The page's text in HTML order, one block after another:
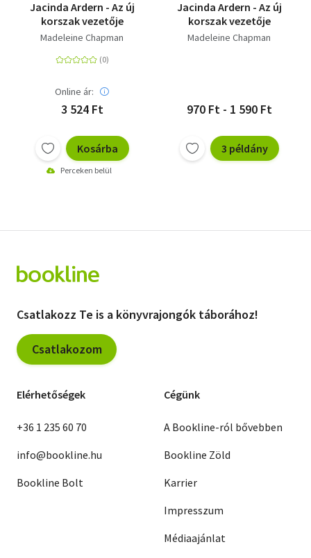
Jacinda Ardern - Az új
korszak vezetője
Madeleine Chapman
Online ár:
3 524 Ft
Kosárba
Perceken belül
Jacinda Ardern - Az új
korszak vezetője
Madeleine Chapman
970 Ft - 1 590 Ft
3 példány
Csatlakozz Te is a könyvrajongók táborához!
Csatlakozom
Elérhetőségek
+36 1 235 60 70
info@bookline.hu
Bookline Bolt
Cégünk
A Bookline-ról bővebben
Bookline Zöld
Karrier
Impresszum
Médiaajánlat